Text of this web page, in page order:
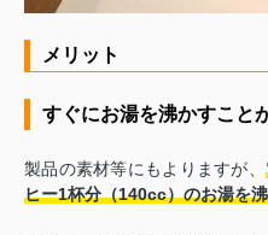
メリット
すぐにお湯を沸かすこと
製品の素材等にもよりますが、
ヒー1杯分（140cc）のお湯を